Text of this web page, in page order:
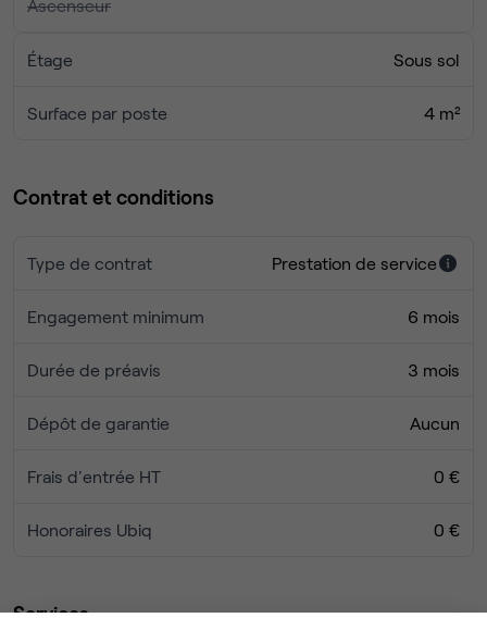
Ascenseur
Étage Sous sol
Surface par poste 4 m²
Contrat et conditions
Type de contrat Prestation de service
Engagement minimum 6 mois
Durée de préavis 3 mois
Dépôt de garantie Aucun
Frais d'entrée HT 0 €
Honoraires Ubiq 0 €